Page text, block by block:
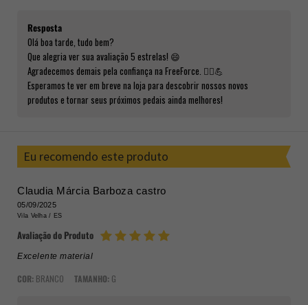
Resposta
Olá boa tarde, tudo bem?
Que alegria ver sua avaliação 5 estrelas! 😄
Agradecemos demais pela confiança na FreeForce. 🚴‍♂️💪
Esperamos te ver em breve na loja para descobrir nossos novos
produtos e tornar seus próximos pedais ainda melhores!
Eu recomendo este produto
Claudia Márcia Barboza castro
05/09/2025
Vila Velha / ES
Avaliação do Produto
Excelente material
COR: BRANCO TAMANHO: G